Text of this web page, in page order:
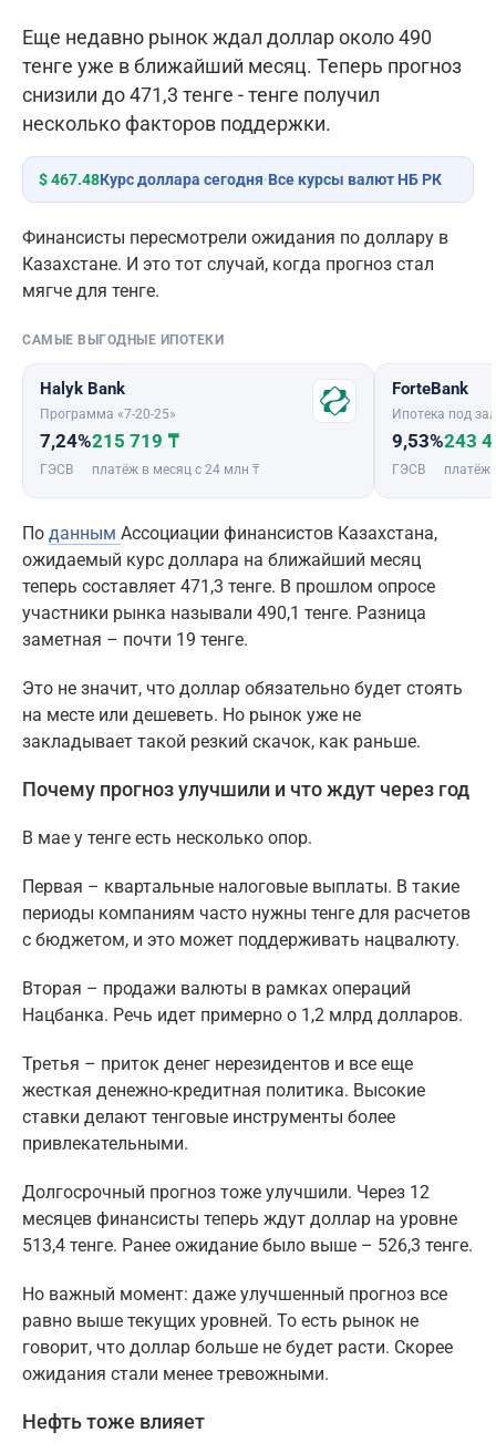
Еще недавно рынок ждал доллар около 490
тенге уже в ближайший месяц. Теперь прогноз
снизили до 471,3 тенге - тенге получил
несколько факторов поддержки.
$ 467.48Курс доллара сегодня·Все курсы валют НБ РК
Финансисты пересмотрели ожидания по доллару в
Казахстане. И это тот случай, когда прогноз стал
мягче для тенге.
САМЫЕ ВЫГОДНЫЕ ИПОТЕКИ
Halyk Bank
Программа «7-20-25»
7,24%
ГЭСВ
215 719 ₸
платёж в месяц с 24 млн ₸
ForteBank
Ипотека под
9,53%
ГЭСВ
243
платёж
По данным Ассоциации финансистов Казахстана,
ожидаемый курс доллара на ближайший месяц
теперь составляет 471,3 тенге. В прошлом опросе
участники рынка называли 490,1 тенге. Разница
заметная – почти 19 тенге.
Это не значит, что доллар обязательно будет стоять
на месте или дешеветь. Но рынок уже не
закладывает такой резкий скачок, как раньше.
Почему прогноз улучшили и что ждут через год
В мае у тенге есть несколько опор.
Первая – квартальные налоговые выплаты. В такие
периоды компаниям часто нужны тенге для расчетов
с бюджетом, и это может поддерживать нацвалюту.
Вторая – продажи валюты в рамках операций
Нацбанка. Речь идет примерно о 1,2 млрд долларов.
Третья – приток денег нерезидентов и все еще
жесткая денежно-кредитная политика. Высокие
ставки делают тенговые инструменты более
привлекательными.
Долгосрочный прогноз тоже улучшили. Через 12
месяцев финансисты теперь ждут доллар на уровне
513,4 тенге. Ранее ожидание было выше – 526,3 тенге.
Но важный момент: даже улучшенный прогноз все
равно выше текущих уровней. То есть рынок не
говорит, что доллар больше не будет расти. Скорее
ожидания стали менее тревожными.
Нефть тоже влияет